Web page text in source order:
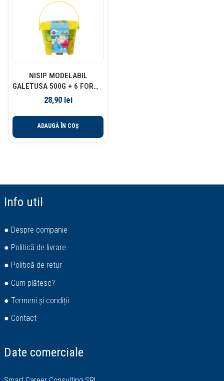
NISIP MODELABIL
GALETUSA 500G + 6 FORME
MODELAJ GALBEN DELI
28,90 lei
ADAUGĂ ÎN COȘ
Info util
● Despre companie
● Politică de livrare
● Politică de retur
● Cum plătesc?
● Termeni și condiții
● Contact
Date comerciale